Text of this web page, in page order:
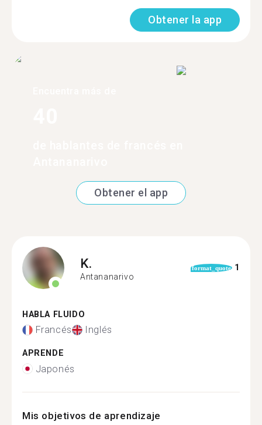
Obtener la app
Obtener el app
K.
Antananarivo
format_quote 1
HABLA FLUIDO
Francés Inglés
APRENDE
Japonés
Mis objetivos de aprendizaje